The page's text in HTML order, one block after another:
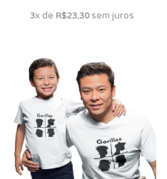
3x de R$23,30sem juros